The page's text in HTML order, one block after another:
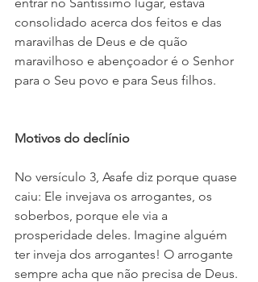
consolidado acerca dos feitos e das
maravilhas de Deus e de quão
maravilhoso e abençoador é o Senhor
para o Seu povo e para Seus filhos.
Motivos do declínio
No versículo 3, Asafe diz porque quase
caiu: Ele invejava os arrogantes, os
soberbos, porque ele via a
prosperidade deles. Imagine alguém
ter inveja dos arrogantes! O arrogante
sempre acha que não precisa de Deus.